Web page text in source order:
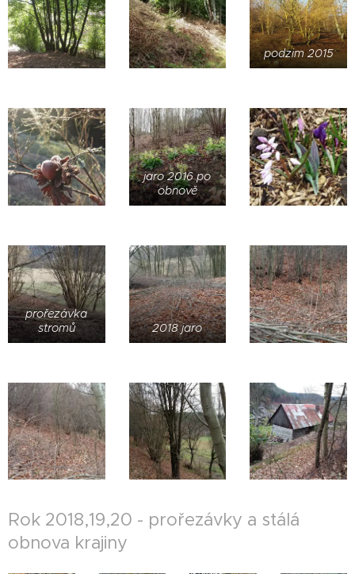
podzim 2015
jaro 2016 po
obnově
prořezávka
stromů
2018 jaro
Rok 2018,19,20 - prořezávky a stálá
obnova krajiny